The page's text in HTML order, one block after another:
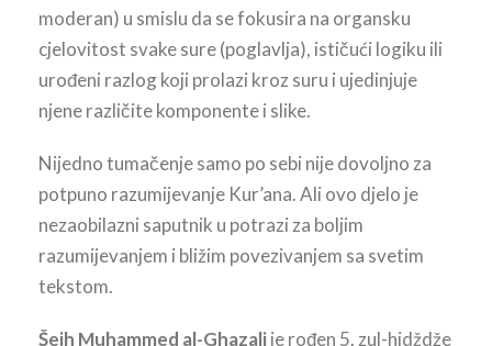
moderan) u smislu da se fokusira na organsku
cjelovitost svake sure (poglavlja), ističući logiku ili
urođeni razlog koji prolazi kroz suru i ujedinjuje
njene različite komponente i slike.
Nijedno tumačenje samo po sebi nije dovoljno za
potpuno razumijevanje Kur’ana. Ali ovo djelo je
nezaobilazni saputnik u potrazi za boljim
razumijevanjem i bližim povezivanjem sa svetim
tekstom.
Šejh Muhammed al-Ghazalije rođen 5. zul-hidždže